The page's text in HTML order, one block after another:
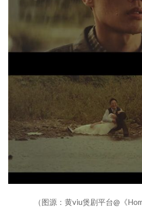
（图源：黄viu煲剧平台@《